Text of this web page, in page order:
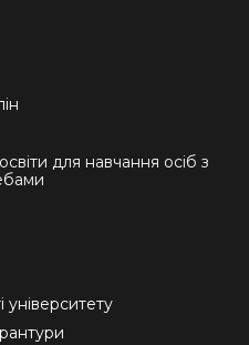
для навчання осіб з
університету